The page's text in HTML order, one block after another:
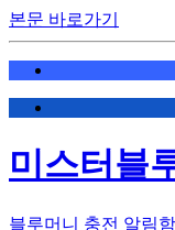
본문 바로가기
미스터블
블루머니 충전 알림함